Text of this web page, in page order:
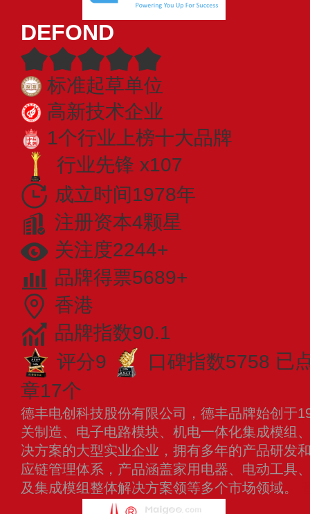
DEFOND
标准起草单位
高新技术企业
1个行业上榜十大品牌
行业先锋 x107
成立时间1978年
注册资本4颗星
关注度2244+
品牌得票5689+
香港
品牌指数90.1
评分9
口碑指数5758 已
章17个
德丰电创科技股份有限公司，德丰品牌始创于
关制造、电子电路模块、机电一体化集成模组
决方案的大型实业企业，拥有多年的产品研发
应链管理体系，产品涵盖家用电器、电动工具
及集成模组整体解决方案领等多个市场领域。